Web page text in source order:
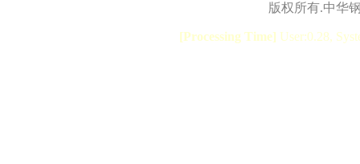
版权所有.中华
[Processing Time] User:0.28,